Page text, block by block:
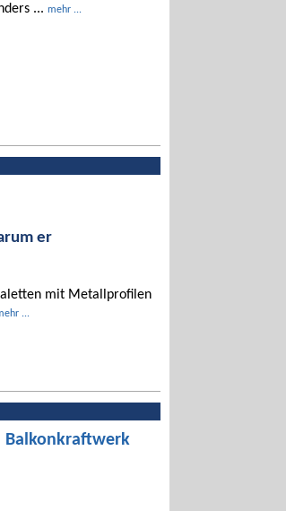
... mehr ...
er
mit Metallprofilen
...
Balkonkraftwerk